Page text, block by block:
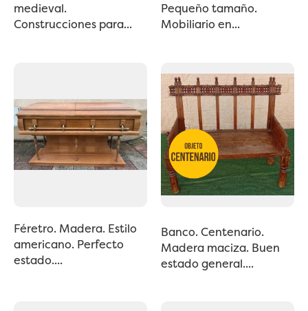
medieval.
Construcciones para...
Pequeño tamaño.
Mobiliario en...
Féretro. Madera. Estilo
americano. Perfecto
estado....
Banco. Centenario.
Madera maciza. Buen
estado general....